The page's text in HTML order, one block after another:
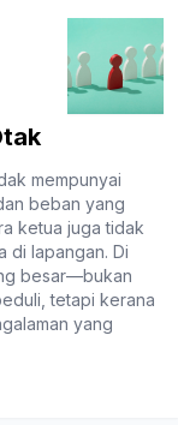
mempunyai
beban yang
ketua juga tidak
di lapangan. Di
besar—bukan
tetapi kerana
yang